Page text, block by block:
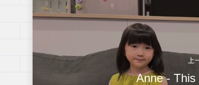
上
Anne - This